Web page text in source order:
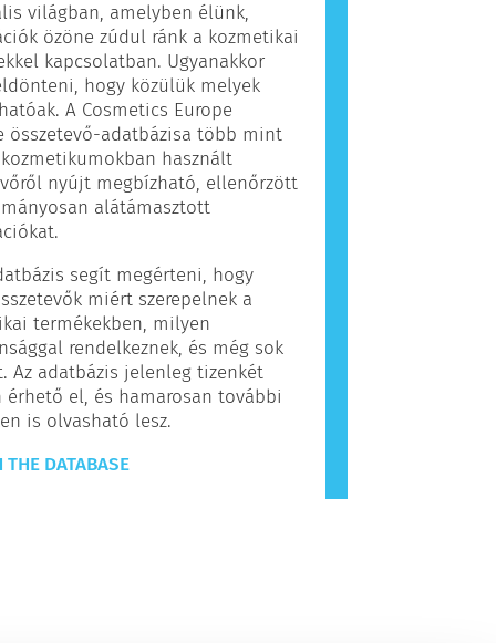
világban, amelyben élünk,
özöne zúdul ránk a kozmetikai
kapcsolatban. Ugyanakkor
hogy közülük melyek
A Cosmetics Europe
összetevő-adatbázisa több mint
használt
nyújt megbízható, ellenőrzött
alátámasztott
segít megérteni, hogy
miért szerepelnek a
termékekben, milyen
rendelkeznek, és még sok
Az adatbázis jelenleg tizenkét
érhető el, és hamarosan további
is olvasható lesz.
THE DATABASE